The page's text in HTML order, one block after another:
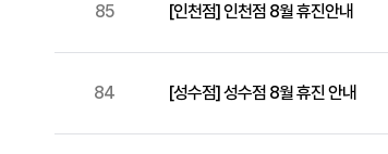
85 [인천점] 인천점 8월 휴진안내
84 [성수점] 성수점 8월 휴진 안내